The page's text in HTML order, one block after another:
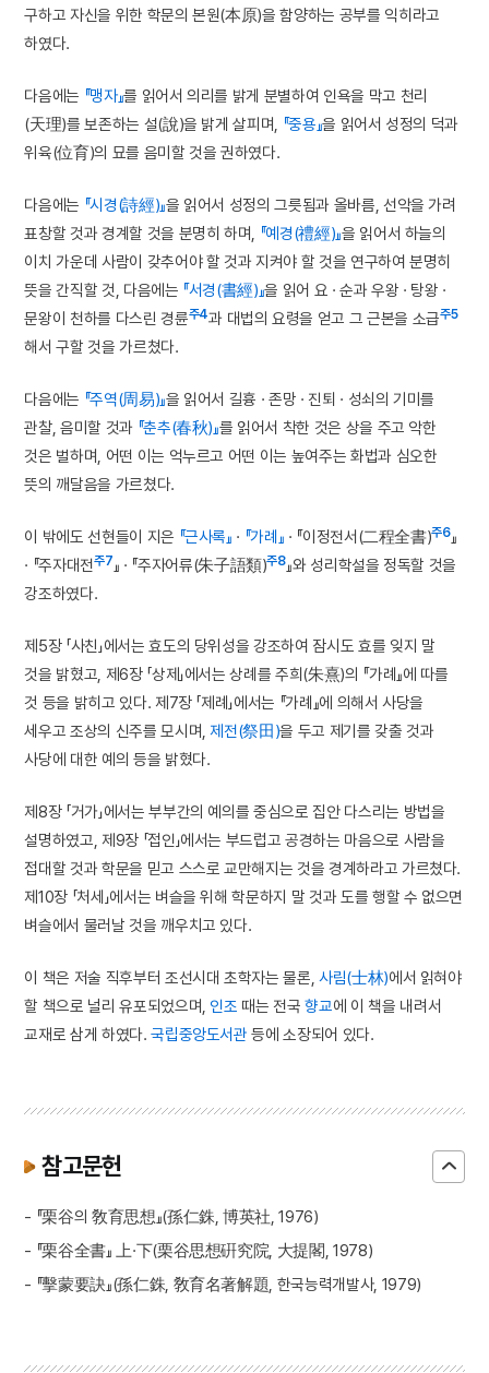
구하고 자신을 위한 학문의 본원(本原)을 함양하는 공부를 익히라고
하였다.
다음에는 『맹자』를 읽어서 의리를 밝게 분별하여 인욕을 막고 천리
(天理)를 보존하는 설(說)을 밝게 살피며,
『중용』을 읽어서 성정의 덕과
위육(位育)의 묘를 음미할 것을 권하였다.
다음에는 『시경(詩經)』을 읽어서 성정의 그릇됨과 올바름, 선악을 가려
표창할 것과 경계할 것을 분명히 하며,
『예경(禮經)』을 읽어서 하늘의
이치 가운데 사람이 갖추어야 할 것과 지켜야 할 것을 연구하여 분명히
뜻을 간직할 것, 다음에는 『서경(書經)』을 읽어 요 · 순과 우왕 · 탕왕 ·
문왕이 천하를 다스린 경륜주4과 대법의 요령을 얻고 그 근본을 소급주5
해서 구할 것을 가르쳤다.
다음에는 『주역(周易)』을 읽어서 길흉 · 존망 · 진퇴 · 성쇠의 기미를
관찰, 음미할 것과 『춘추(春秋)』를 읽어서 착한 것은 상을 주고 악한
것은 벌하며, 어떤 이는 억누르고 어떤 이는 높여주는 화법과 심오한
뜻의 깨달음을 가르쳤다.
이 밖에도 선현들이 지은 『근사록』 · 『가례』 · 『이정전서(二程全書)주6』
· 『주자대전주7 』 · 『주자어류(朱子語類)주8』와 성리학설을 정독할 것을
강조하였다.
제5장 「사친」에서는 효도의 당위성을 강조하여 잠시도 효를 잊지 말
것을 밝혔고, 제6장 「상제」에서는 상례를 주희(朱熹)의 『가례』에 따를
것 등을 밝히고 있다. 제7장 「제례」에서는 『가례』에 의해서 사당을
세우고 조상의 신주를 모시며,제전(祭田)을 두고 제기를 갖출 것과
사당에 대한 예의 등을 밝혔다.
제8장 「거가」에서는 부부간의 예의를 중심으로 집안 다스리는 방법을
설명하였고, 제9장 「접인」에서는 부드럽고 공경하는 마음으로 사람을
접대할 것과 학문을 믿고 스스로 교만해지는 것을 경계하라고 가르쳤다.
제10장 「처세」에서는 벼슬을 위해 학문하지 말 것과 도를 행할 수 없으면
벼슬에서 물러날 것을 깨우치고 있다.
이 책은 저술 직후부터 조선시대 초학자는 물론, 사림(士林)에서 읽혀야
할 책으로 널리 유포되었으며, 인조 때는 전국향교에 이 책을 내려서
교재로 삼게 하였다.국립중앙도서관 등에 소장되어 있다.
참고문헌
- 『栗谷의 敎育思想』(孫仁銖, 博英社, 1976)
- 『栗谷全書』 上·下(栗谷思想硏究院, 大提閣, 1978)
- 『擊蒙要訣』(孫仁銖, 敎育名著解題, 한국능력개발사, 1979)